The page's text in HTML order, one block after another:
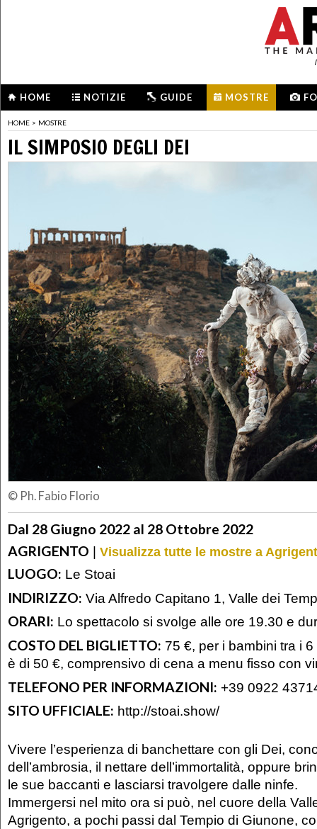
HOME NOTIZIE GUIDE MOSTRE
HOME > MOSTRE
IL SIMPOSIO DEGLI DEI
© Ph. Fabio Florio
Dal 28 Giugno 2022 al 28 Ottobre 2022
AGRIGENTO | Visualizza tutte le mostre a
LUOGO: Le Stoai
INDIRIZZO: Via Alfredo Capitano 1, Valle dei
ORARI: Lo spettacolo si svolge alle ore 19.30 e
COSTO DEL BIGLIETTO: 75 €, per i bambini tra i
è di 50 €, comprensivo di cena a menu fisso con
TELEFONO PER INFORMAZIONI: +39 0922
SITO UFFICIALE: http://stoai.show/
Vivere l’esperienza di banchettare con gli Dei,
dell’ambrosia, il nettare dell’immortalità, oppure
le sue baccanti e lasciarsi travolgere dalle ninfe.
Immergersi nel mito ora si può, nel cuore della
Agrigento, a pochi passi dal Tempio di Giunone,